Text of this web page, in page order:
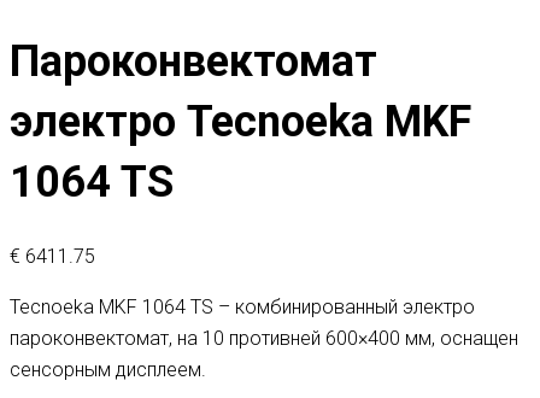
Пароконвектомат
электро Tecnoeka MKF
1064 TS
€ 6411.75
Tecnoeka MKF 1064 TS – комбинированный электро
пароконвектомат, на 10 противней 600×400 мм, оснащен
сенсорным дисплеем.